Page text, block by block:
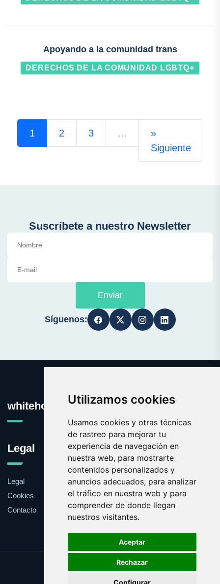
Utilizamos cookies
Usamos cookies y otras técnicas
de rastreo para mejorar tu
experiencia de navegación en
nuestra web, para mostrarte
contenidos personalizados y
anuncios adecuados, para analizar
el tráfico en nuestra web y para
comprender de donde llegan
nuestros visitantes.
Aceptar
Rechazar
Configurar
Apoyando a la comunidad trans
DERECHOS DE LA COMUNIDAD LGBTQ+
1 2 3 ...
»
Siguiente
Suscríbete a nuestro Newsletter
Enviar
Síguenos:
whitehouse.es
Legal
Legal
Cookies
Contacto
Update cookies preferences